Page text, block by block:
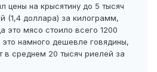
цены на крысятину до 5 тысяч
(1,4 доллара) за килограмм,
это мясо стоило всего 1200
намного дешевле говядины,
в среднем 20 тысяч риелей за